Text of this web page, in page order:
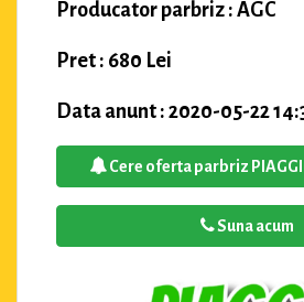
Producator parbriz : AGC
Pret : 680 Lei
Data anunt : 2020-05-22
Cere oferta parbriz
Suna acum